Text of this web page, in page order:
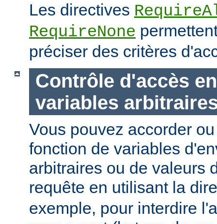
Les directives
RequireNone
préciser des critères
Contrôle d'accès
variables
Vous pouvez accorder
fonction de variables
arbitraires ou de valeurs
requête en utilisant la
exemple, pour interdire